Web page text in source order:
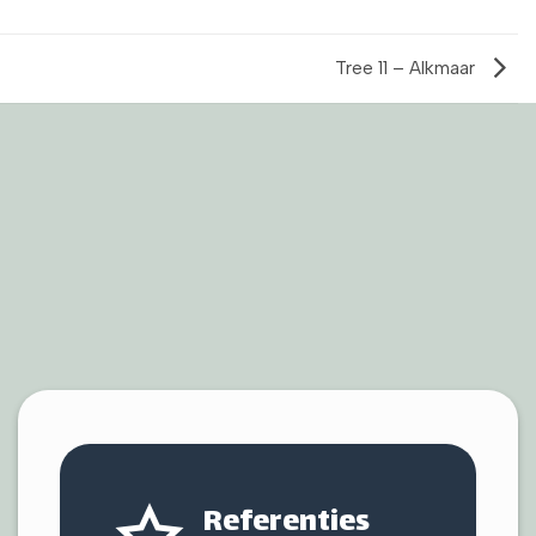
Tree 11 – Alkmaar
Referenties